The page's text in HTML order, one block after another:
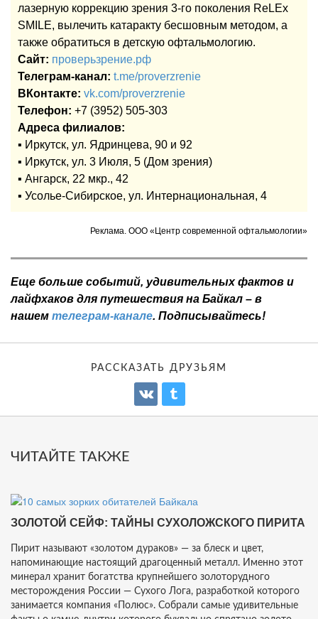
лазерную коррекцию зрения 3-го поколения ReLEx
SMILE, вылечить катаракту бесшовным методом, а
также обратиться в детскую офтальмологию.
Сайт: проверьзрение.рф
Телеграм-канал: t.me/proverzrenie
ВКонтакте: vk.com/proverzrenie
Телефон: +7 (3952) 505-303
Адреса филиалов:
▪️ Иркутск, ул. Ядринцева, 90 и 92
▪️ Иркутск, ул. 3 Июля, 5 (Дом зрения)
▪️ Ангарск, 22 мкр., 42
▪️ Усолье-Сибирское, ул. Интернациональная, 4
Реклама. ООО «Центр современной офтальмологии»
Еще больше событий, удивительных фактов и
лайфхаков для путешествия на Байкал – в
нашем телеграм-канале. Подписывайтесь!
РАССКАЗАТЬ ДРУЗЬЯМ
ЧИТАЙТЕ ТАКЖЕ
ЗОЛОТОЙ СЕЙФ: ТАЙНЫ СУХОЛОЖСКОГО ПИРИТА
Пирит называют «золотом дураков» — за блеск и цвет,
напоминающие настоящий драгоценный металл. Именно этот
минерал хранит богатства крупнейшего золоторудного
месторождения России — Сухого Лога, разработкой которого
занимается компания «Полюс». Собрали самые удивительные